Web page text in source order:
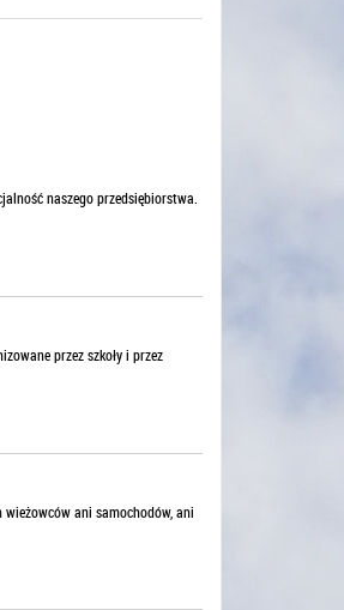
naszego przedsiębiorstwa.
przez szkoły i przez
wieżowców ani samochodów, ani